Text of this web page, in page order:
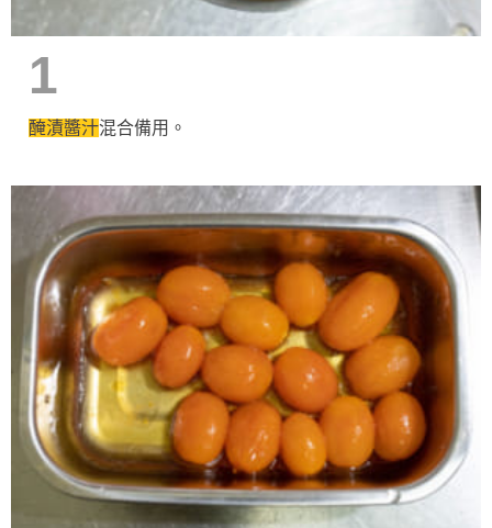
1
醃漬醬汁混合備用。